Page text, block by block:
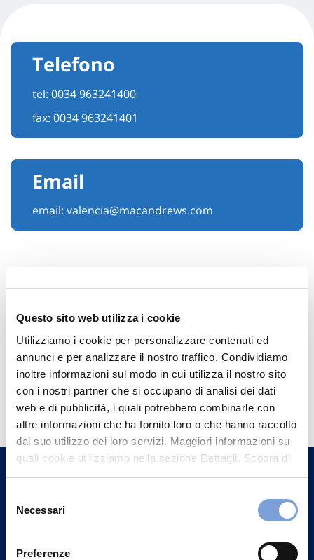
Questo sito web utilizza i cookie
Utilizziamo i cookie per personalizzare contenuti ed
annunci e per analizzare il nostro traffico. Condividiamo
inoltre informazioni sul modo in cui utilizza il nostro sito
con i nostri partner che si occupano di analisi dei dati
web e di pubblicità, i quali potrebbero combinarle con
altre informazioni che ha fornito loro o che hanno raccolto
dal suo utilizzo dei loro servizi. Maggiori informazioni su
quali cookie utilizziamo nella sezione Dettagli. Scopra di
più su chi siamo, come può contattarci e come trattiamo i
può trovare nel footer del sito nella sezione "Informativa
delNecessari
Preferenze
Telefono
tel: 0034 963241400
fax: 0034 963241401
Email
email: valencia@macandrews.com
Hai bisogno di
informazioni?
Trova l'Agenzia più vicina a te e parla con
un nostro Agente.